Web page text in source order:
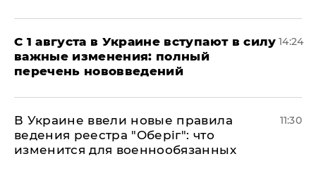
С 1 августа в Украине вступают в силу
важные изменения: полный
перечень нововведений
14:24
В Украине ввели новые правила
ведения реестра "Оберіг": что
изменится для военнообязанных
11:30